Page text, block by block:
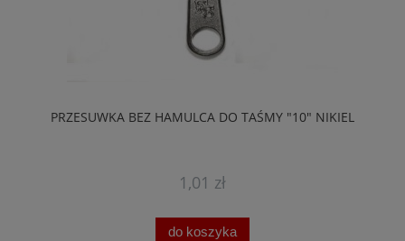
PRZESUWKA BEZ HAMULCA DO TAŚMY "10" NIKIEL
1,01 zł
do koszyka